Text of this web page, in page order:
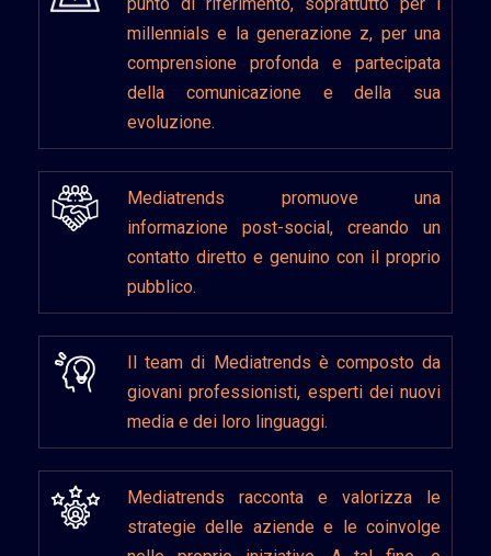
millennials e la generazione z, per una
comprensione profonda e partecipata
della comunicazione e della sua
evoluzione.
Mediatrends promuove una
informazione post-social, creando un
contatto diretto e genuino con il proprio
pubblico.
Il team di Mediatrends è composto da
giovani professionisti, esperti dei nuovi
media e dei loro linguaggi.
Mediatrends racconta e valorizza le
strategie delle aziende e le coinvolge